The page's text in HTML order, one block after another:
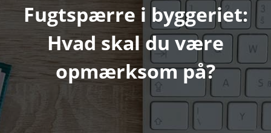
Fugtspærre i byggeriet:
Hvad skal du være
opmærksom på?